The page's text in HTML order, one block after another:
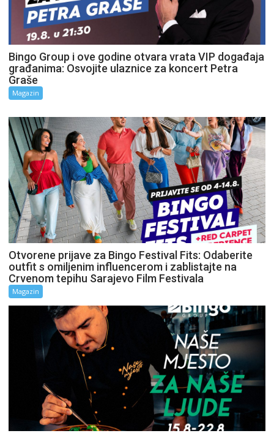
Bingo Group i ove godine otvara vrata VIP događaja
građanima: Osvojite ulaznice za koncert Petra
Graše
Magazin
Otvorene prijave za Bingo Festival Fits: Odaberite
outfit s omiljenim influencerom i zablistajte na
Crvenom tepihu Sarajevo Film Festivala
Magazin